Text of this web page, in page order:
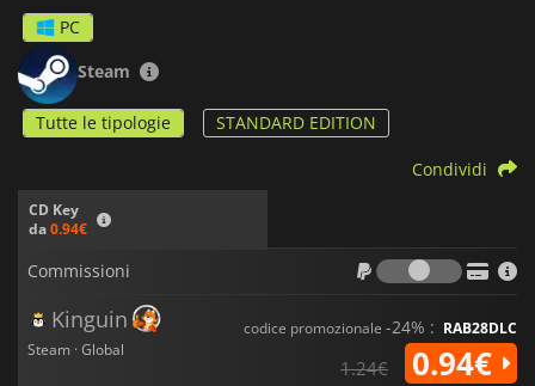
PC
Steam
Tutte le tipologie STANDARD EDITION
CD Key
da0.94€
Condividi
Commissioni
Kinguin
Steam · Global
codice promozionale -24% : RAB28DLC
1.24€ 0.94€